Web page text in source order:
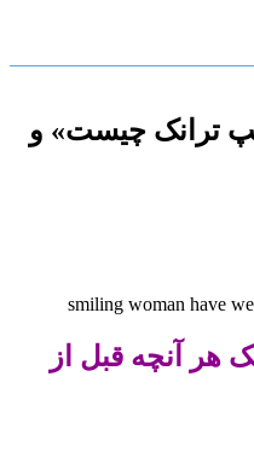
ترانک چیست» و
هر آنچه قبل از